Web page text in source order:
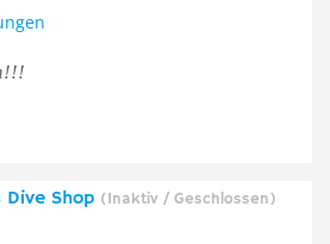
Dive Shop (Inaktiv / Geschlossen)